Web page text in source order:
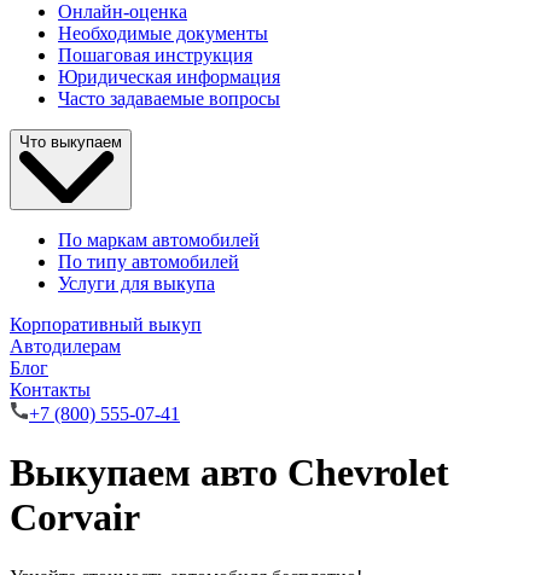
Онлайн-оценка
Необходимые документы
Пошаговая инструкция
Юридическая информация
Часто задаваемые вопросы
Что выкупаем
По маркам автомобилей
По типу автомобилей
Услуги для выкупа
Корпоративный выкуп
Автодилерам
Блог
Контакты
+7 (800) 555-07-41
Выкупаем авто Chevrolet
Corvair